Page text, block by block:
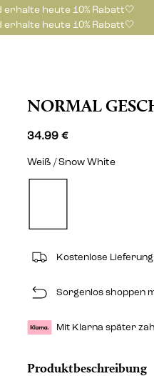
heute 10% Rabatt🤍
heute 10% Rabatt🤍
NORMAL
34.99 €
Weiß / Snow White
Kostenlose
Sorgenlos shoppen
Mit Klarna später
Produktbeschreibung